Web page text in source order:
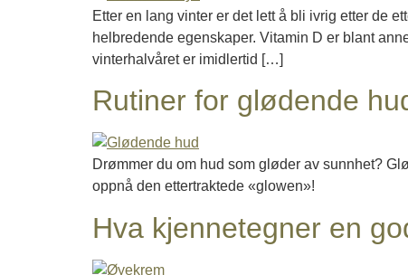
Etter en lang vinter er det lett å bli ivrig etter de
helbredende egenskaper. Vitamin D er blant
vinterhalvåret er imidlertid […]
Rutiner for glødende
Drømmer du om hud som gløder av sunnhet?
oppnå den ettertraktede «glowen»!
Hva kjennetegner en